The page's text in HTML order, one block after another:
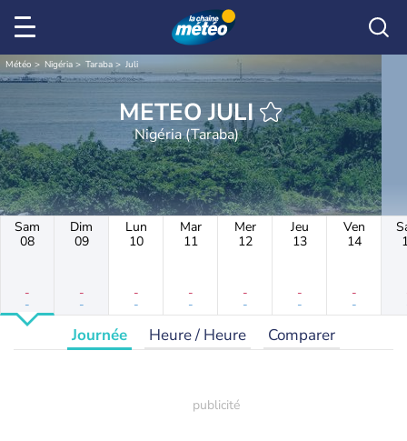
Météo Nigéria Taraba Juli
METEO JULI
Nigéria (Taraba)
Sam
08
-
-
Dim
09
-
-
Lun
10
-
-
Mar
11
-
-
Mer
12
-
-
Jeu
13
-
-
Ven
14
-
-
Journée Heure / Heure Comparer